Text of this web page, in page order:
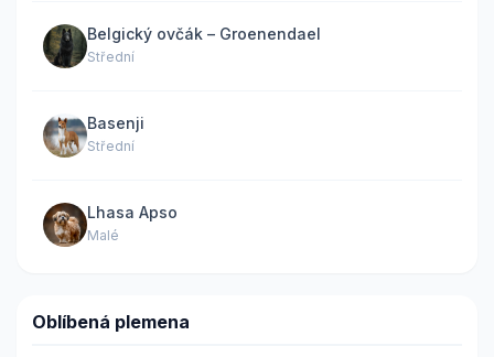
Belgický ovčák – Groenendael
Střední
Basenji
Střední
Lhasa Apso
Malé
Oblíbená plemena